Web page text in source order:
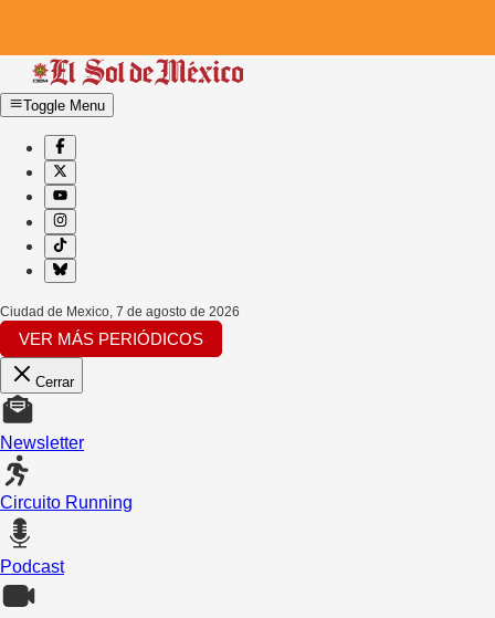
Toggle Menu
Ciudad de Mexico, 7 de agosto de 2026
VER MÁS PERIÓDICOS
Cerrar
Newsletter
Circuito Running
Podcast